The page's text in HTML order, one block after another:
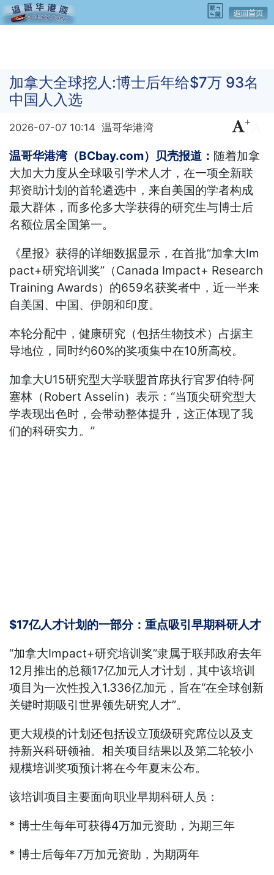
加拿大全球挖人:博士后年给$7万 93名
中国人入选
2026-07-07 10:14 温哥华港湾 +
温哥华港湾（BCbay.com）贝壳报道： 随着加拿
大加大力度从全球吸引学术人才，在一项全新联
邦资助计划的首轮遴选中，来自美国的学者构成
最大群体，而多伦多大学获得的研究生与博士后
名额位居全国第一。
《星报》获得的详细数据显示，在首批“加拿大Im
pact+研究培训奖”（Canada Impact+ Research
Training Awards）的659名获奖者中，近一半来
自美国、中国、伊朗和印度。
本轮分配中，健康研究（包括生物技术）占据主
导地位，同时约60%的奖项集中在10所高校。
加拿大U15研究型大学联盟首席执行官罗伯特·阿
塞林（Robert Asselin）表示：“当顶尖研究型大
学表现出色时，会带动整体提升，这正体现了我
们的科研实力。”
$17亿人才计划的一部分：重点吸引早期科研人才
“加拿大Impact+研究培训奖”隶属于联邦政府去年
12月推出的总额17亿加元人才计划，其中该培训
项目为一次性投入1.336亿加元，旨在“在全球创新
关键时期吸引世界领先研究人才”。
更大规模的计划还包括设立顶级研究席位以及支
持新兴科研领袖。相关项目结果以及第二轮较小
规模培训奖项预计将在今年夏末公布。
该培训项目主要面向职业早期科研人员：
* 博士生每年可获得4万加元资助，为期三年
* 博士后每年7万加元资助，为期两年